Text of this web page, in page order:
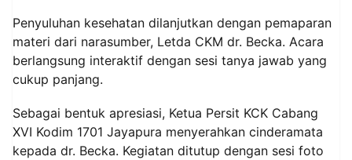
Penyuluhan kesehatan dilanjutkan dengan pemaparan
materi dari narasumber, Letda CKM dr. Becka. Acara
berlangsung interaktif dengan sesi tanya jawab yang
cukup panjang.
Sebagai bentuk apresiasi, Ketua Persit KCK Cabang
XVI Kodim 1701 Jayapura menyerahkan cinderamata
kepada dr. Becka. Kegiatan ditutup dengan sesi foto